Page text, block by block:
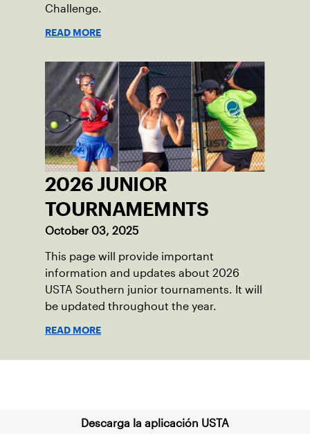
Challenge.
READ MORE
2026 JUNIOR
TOURNAMEMNTS
October 03, 2025
This page will provide important
information and updates about 2026
USTA Southern junior tournaments. It will
be updated throughout the year.
READ MORE
Descarga la aplicación USTA